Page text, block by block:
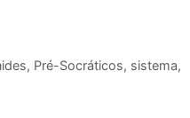
, Pré-Socráticos, sistema,